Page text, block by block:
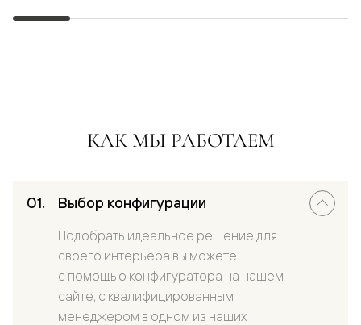
КАК МЫ РАБОТАЕМ
Выбор конфигурации
Подобрать идеальное решение для
своего интерьера вы можете
с помощью конфигуратора на нашем
сайте, с квалифицированным
менеджером в одном из наших